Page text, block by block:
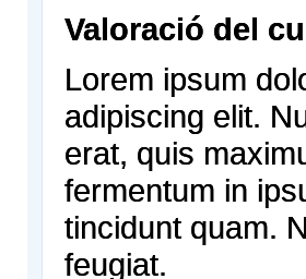
Valoració del
Lorem ipsum
adipiscing elit.
erat, quis
fermentum in
tincidunt quam.
feugiat.